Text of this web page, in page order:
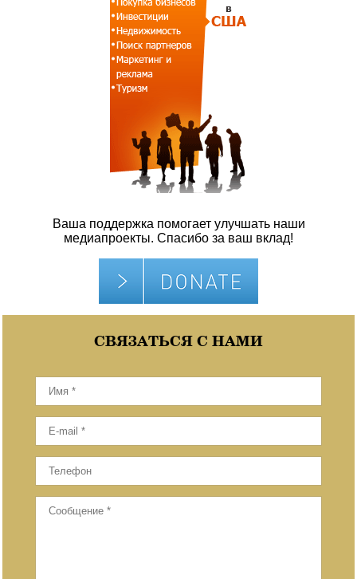
Ваша поддержка помогает улучшать наши
медиапроекты. Спасибо за ваш вклад!
СВЯЗАТЬСЯ С НАМИ